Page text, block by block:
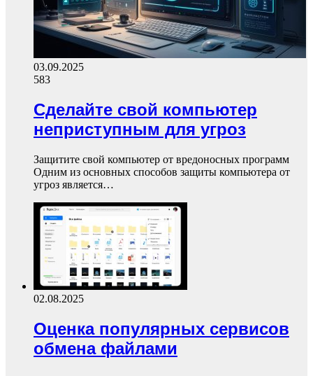
03.09.2025
583
Сделайте свой компьютер
неприступным для угроз
Защитите свой компьютер от вредоносных программ
Одним из основных способов защиты компьютера от
угроз является…
02.08.2025
Оценка популярных сервисов
обмена файлами